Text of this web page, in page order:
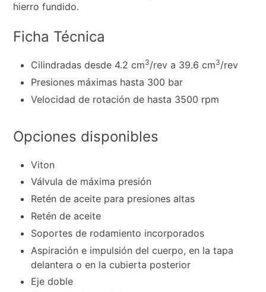
hierro fundido.
Ficha Técnica
Cilindradas desde 4.2 cm3/rev a 39.6 cm3/rev
Presiones máximas hasta 300 bar
Velocidad de rotación de hasta 3500 rpm
Opciones disponibles
Viton
Válvula de máxima presión
Retén de aceite para presiones altas
Retén de aceite
Soportes de rodamiento incorporados
Aspiración e impulsión del cuerpo, en la tapa
delantera o en la cubierta posterior
Eje doble